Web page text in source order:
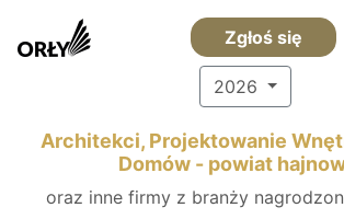
Zgłoś się
2026
Architekci, Projektowanie
Domów - powiat
oraz inne firmy z branży